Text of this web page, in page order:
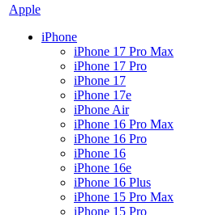
Apple
iPhone
iPhone 17 Pro Max
iPhone 17 Pro
iPhone 17
iPhone 17e
iPhone Air
iPhone 16 Pro Max
iPhone 16 Pro
iPhone 16
iPhone 16e
iPhone 16 Plus
iPhone 15 Pro Max
iPhone 15 Pro